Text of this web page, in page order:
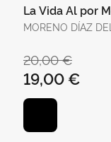
La Vida Al por
MORENO DÍAZ DEL
20,00 €
19,00 €